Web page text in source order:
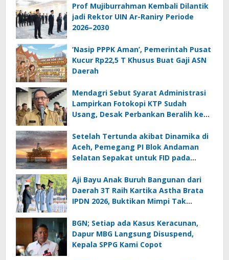
Prof Mujiburrahman Kembali Dilantik
jadi Rektor UIN Ar-Raniry Periode
2026–2030
‘Nasip PPPK Aman’, Pemerintah Pusat
Kucur Rp22,5 T Khusus Buat Gaji ASN
Daerah
Mendagri Sebut Syarat Administrasi
Lampirkan Fotokopi KTP Sudah
Usang, Desak Perbankan Beralih ke
Setelah Tertunda akibat Dinamika di
Aceh, Pemegang PI Blok Andaman
Selatan Sepakat untuk FID pada
Aji Bayu Anak Buruh Bangunan dari
Daerah 3T Raih Kartika Astha Brata
IPDN 2026, Buktikan Mimpi Tak
BGN; Setiap ada Kasus Keracunan,
Dapur MBG Langsung Disuspend,
Kepala SPPG Kami Copot